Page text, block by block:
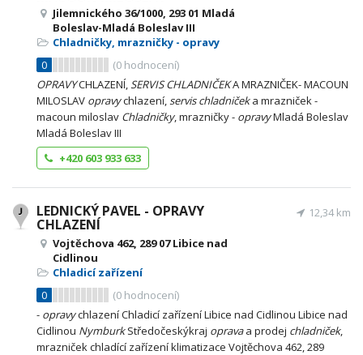
Jilemnického 36/1000, 293 01 Mladá
Boleslav-Mladá Boleslav III
Chladničky, mrazničky - opravy
0
(0 hodnocení)
OPRAVYCHLAZENÍ,SERVIS CHLADNIČEKA MRAZNIČEK- MACOUN
MILOSLAV opravychlazení,servis chladničeka mrazniček -
macoun miloslav Chladničky, mrazničky - opravyMladá Boleslav
Mladá Boleslav III
+420 603 933 633
LEDNICKÝ PAVEL - OPRAVY
CHLAZENÍ
Vojtěchova 462, 289 07 Libice nad
Cidlinou
Chladicí zařízení
0
(0 hodnocení)
12,34 km
- opravychlazení Chladicí zařízení Libice nad Cidlinou Libice nad
Cidlinou NymburkStředočeskýkraj opravaa prodej chladniček,
mrazniček chladící zařízení klimatizace Vojtěchova 462, 289